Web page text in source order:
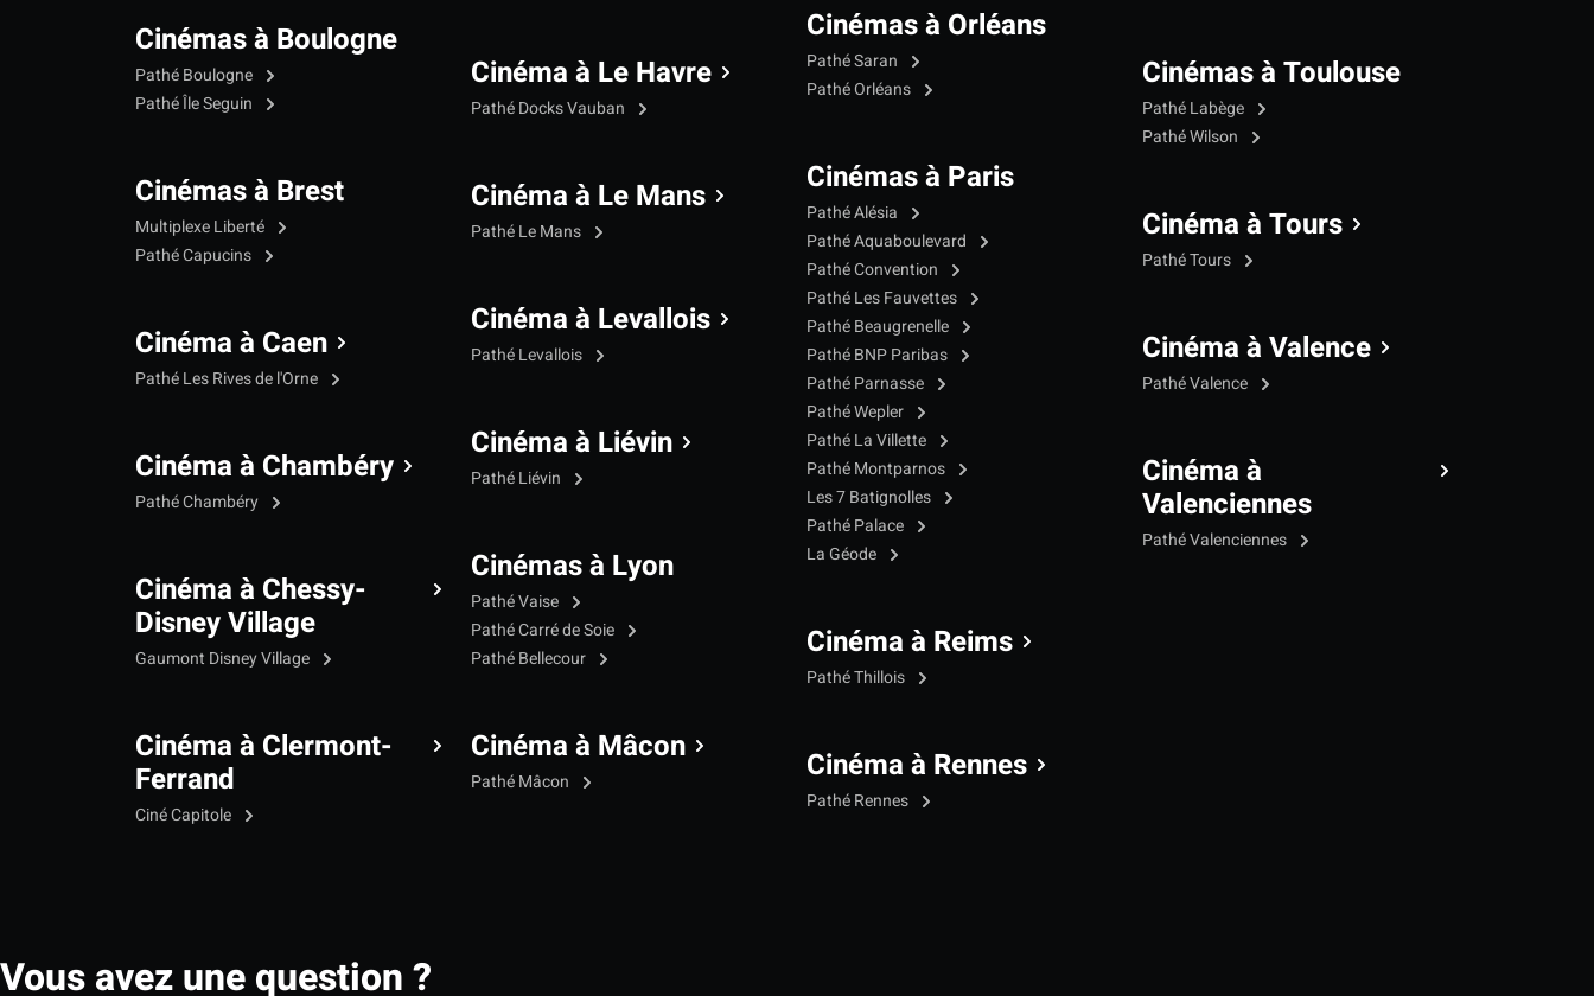
Cinémas à Boulogne
Pathé Boulogne
Pathé Île Seguin
Cinémas à Brest
Multiplexe Liberté
Pathé Capucins
Cinéma à Caen
Pathé Les Rives de l'Orne
Cinéma à Chambéry
Pathé Chambéry
Cinéma à Chessy-
Disney Village
Gaumont Disney Village
Cinéma à Clermont-
Ferrand
Ciné Capitole
Cinéma à Le Havre
Pathé Docks Vauban
Cinéma à Le Mans
Pathé Le Mans
Cinéma à Levallois
Pathé Levallois
Cinéma à Liévin
Pathé Liévin
Cinémas à Lyon
Pathé Vaise
Pathé Carré de Soie
Pathé Bellecour
Cinéma à Mâcon
Pathé Mâcon
Cinémas à Orléans
Pathé Saran
Pathé Orléans
Cinémas à Paris
Pathé Alésia
Pathé Aquaboulevard
Pathé Convention
Pathé Les Fauvettes
Pathé Beaugrenelle
Pathé BNP Paribas
Pathé Parnasse
Pathé Wepler
Pathé La Villette
Pathé Montparnos
Les 7 Batignolles
Pathé Palace
La Géode
Cinéma à Reims
Pathé Thillois
Cinéma à Rennes
Pathé Rennes
Cinémas à Toulouse
Pathé Labège
Pathé Wilson
Cinéma à Tours
Pathé Tours
Cinéma à Valence
Pathé Valence
Cinéma à
Valenciennes
Pathé Valenciennes
Vous avez une question ?